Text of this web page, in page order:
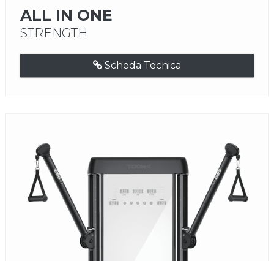
ALL IN ONE
STRENGTH
Scheda Tecnica